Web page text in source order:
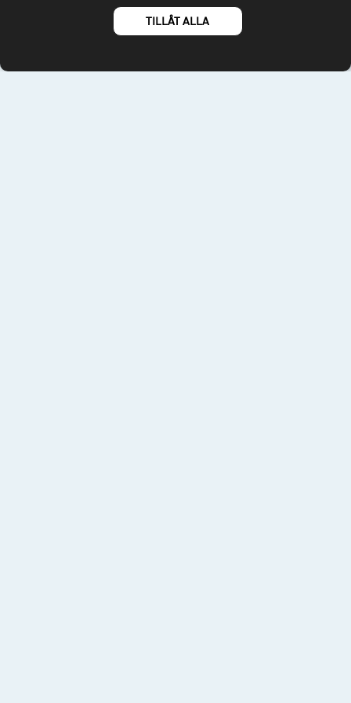
fonder@spiltanfonder.se
TILLÅT ALLA